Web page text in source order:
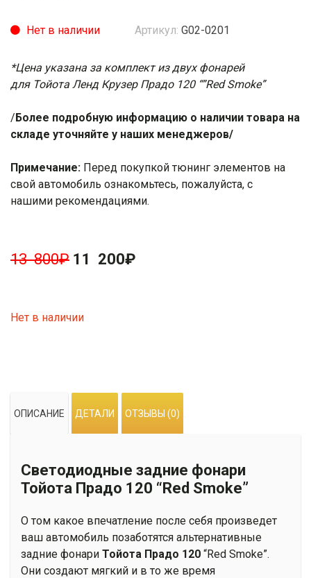
Артикул: G02-0201
Нет в наличии
*Цена указана за комплект из двух фонарей
для Тойота Ленд Крузер Прадо 120 “”Red Smoke”
/Более подробную информацию о наличии товара на
складе уточняйте у наших менеджеров/
Примечание: Перед покупкой тюнинг элементов на
свой автомобиль ознакомьтесь, пожалуйста, с
нашими рекомендациями.
13 800₽ 11 200₽
Нет в наличии
ОПИСАНИЕ ДЕТАЛИ ОТЗЫВЫ (0)
Светодиодные задние фонари
Тойота Прадо 120 “Red Smoke”
О том какое впечатление после себя произведет
ваш автомобиль позаботятся альтернативные
задние фонари Тойота Прадо 120 “Red Smoke”.
Они создают мягкий и в то же время